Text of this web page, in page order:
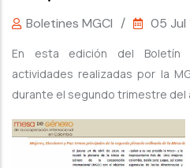
Boletines MGCI / 05 Jul
En esta edición del Boletín
actividades realizadas por la
durante el segundo trimestre del